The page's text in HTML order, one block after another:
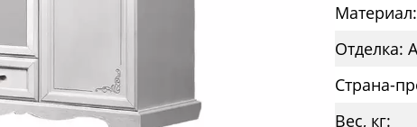
Материал:
Отделка:
Страна-
Вес, кг: